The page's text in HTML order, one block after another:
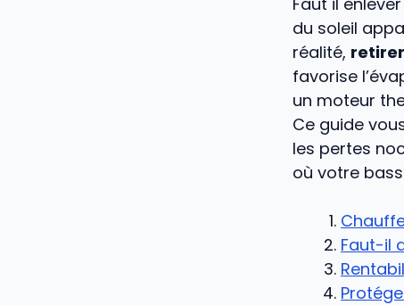
du soleil
réalité,
favorise
un moteur
Ce guide
les pertes
où votre
Faut-il